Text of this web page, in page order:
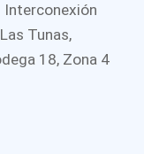
Interconexión
Tunas,
18, Zona 4